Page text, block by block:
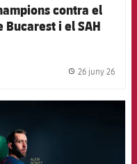
contra el
i el SAH
26 juny 26
badge